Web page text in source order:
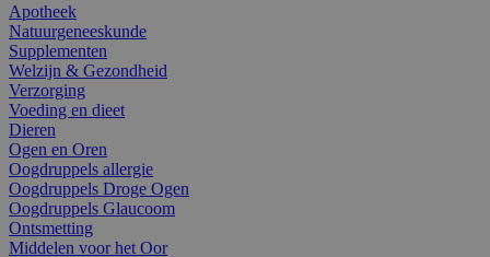
Apotheek
Natuurgeneeskunde
Supplementen
Welzijn & Gezondheid
Verzorging
Voeding en dieet
Dieren
Ogen en Oren
Oogdruppels allergie
Oogdruppels Droge Ogen
Oogdruppels Glaucoom
Ontsmetting
Middelen voor het Oor